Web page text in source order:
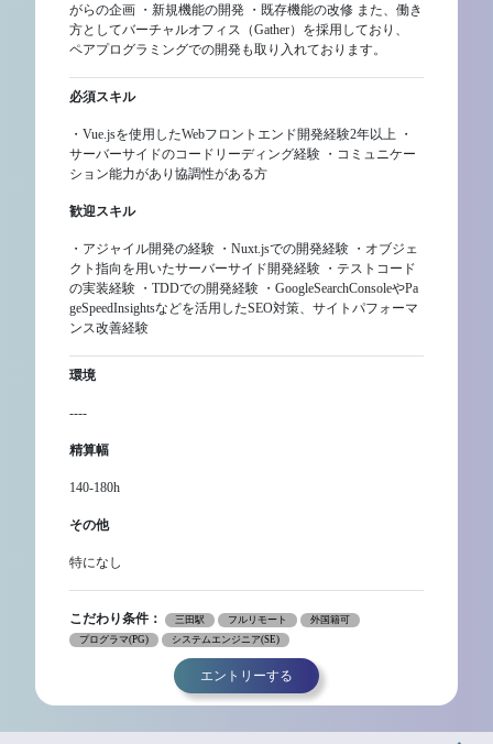
がらの企画 ・新規機能の開発 ・既存機能の改修 また、働き
方としてバーチャルオフィス（Gather）を採用しており、
ペアプログラミングでの開発も取り入れております。
必須スキル
・Vue.jsを使用したWebフロントエンド開発経験2年以上 ・
サーバーサイドのコードリーディング経験 ・コミュニケー
ション能力があり協調性がある方
歓迎スキル
・アジャイル開発の経験 ・Nuxt.jsでの開発経験 ・オブジェ
クト指向を用いたサーバーサイド開発経験 ・テストコード
の実装経験 ・TDDでの開発経験 ・GoogleSearchConsoleやPa
geSpeedInsightsなどを活用したSEO対策、サイトパフォーマ
ンス改善経験
環境
----
精算幅
140-180h
その他
特になし
こだわり条件： 三田駅 フルリモート
外国籍可
プログラマ(PG)
システムエンジニア(SE)
エントリーする